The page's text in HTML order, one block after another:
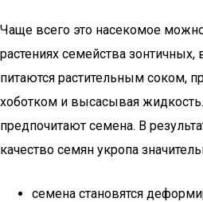
Чаще всего это насекомое
растениях семейства
питаются растительным соком,
хоботком и высасывая
предпочитают семена. В
качество семян укропа
семена становятся